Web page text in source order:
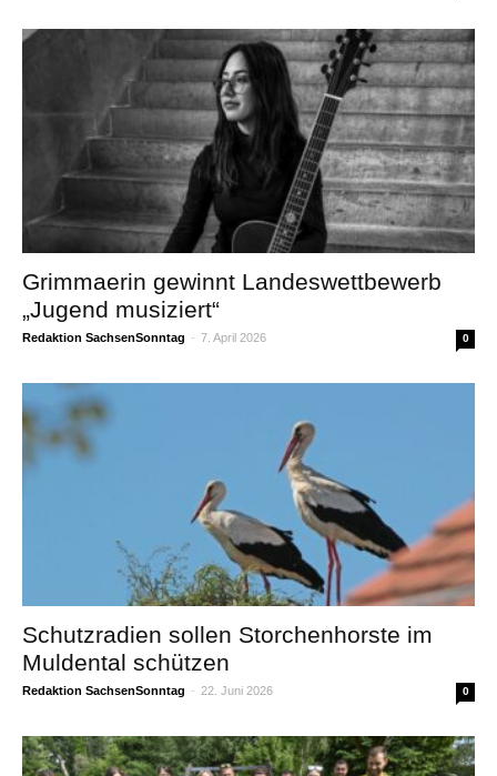
Grimmaerin gewinnt Landeswettbewerb
„Jugend musiziert“
Redaktion SachsenSonntag - 7. April 2026 0
Schutzradien sollen Storchenhorste im
Muldental schützen
Redaktion SachsenSonntag - 22. Juni 2026 0